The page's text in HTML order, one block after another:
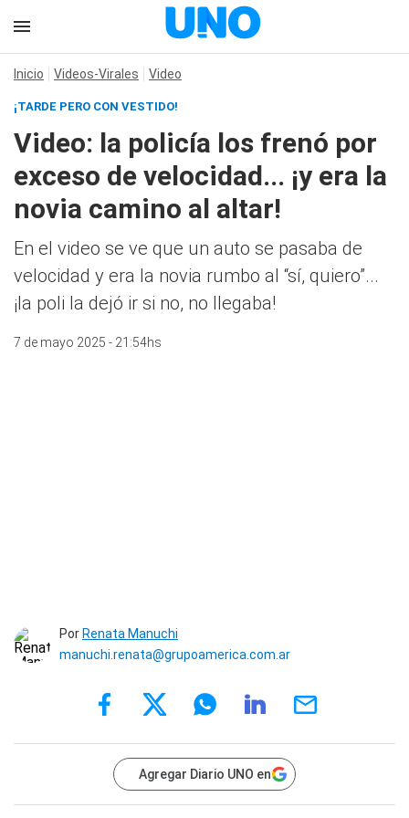
Inicio Videos-Virales Video
¡TARDE PERO CON VESTIDO!
Video: la policía los frenó por
exceso de velocidad... ¡y era la
novia camino al altar!
En el video se ve que un auto se pasaba de
velocidad y era la novia rumbo al “sí, quiero”...
¡la poli la dejó ir si no, no llegaba!
7 de mayo 2025 - 21:54hs
Por Renata Manuchi
manuchi.renata@grupoamerica.com.ar
Agregar Diario UNO en